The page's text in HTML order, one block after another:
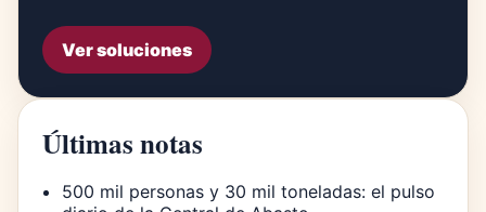
Ver soluciones
Últimas notas
500 mil personas y 30 mil toneladas: el pulso